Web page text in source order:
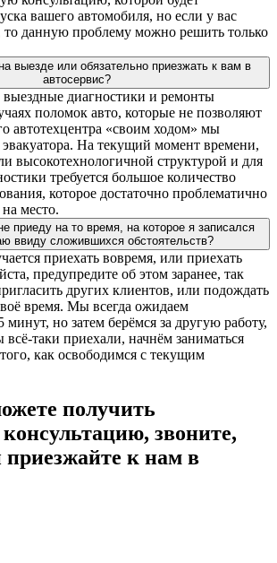
вашего автомобиля, но если у вас
то данную проблему можно решить только
выезде или обязательно приезжать к вам в
автосервис?
диагностики и ремонты
поломок авто, которые не позволяют
автотехцентра «своим ходом» мы
На текущий момент времени,
высокотехнологичной структурой и для
требуется большое количество
которое достаточно проблематично
место.
приеду на то время, на которое я записался
ввиду сложившихся обстоятельств?
приехать вовремя, или приехать
предупредите об этом заранее, так
других клиентов, или подождать
время. Мы всегда ожидаем
но затем берёмся за другую работу,
таки приехали, начнём заниматься
как освободимся с текущим
получить
звоните,
к нам в